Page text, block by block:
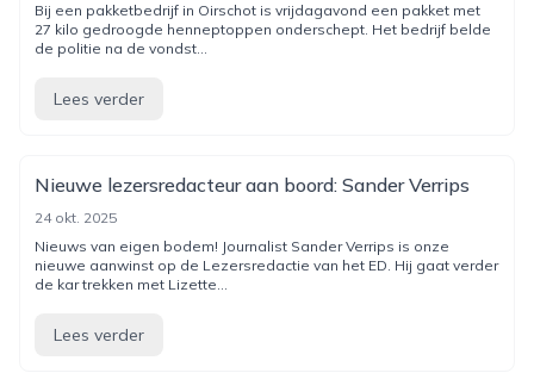
Bij een pakketbedrijf in Oirschot is vrijdagavond een pakket met
27 kilo gedroogde henneptoppen onderschept. Het bedrijf belde
de politie na de vondst...
Lees verder
Nieuwe lezersredacteur aan boord: Sander Verrips
24 okt. 2025
Nieuws van eigen bodem! Journalist Sander Verrips is onze
nieuwe aanwinst op de Lezersredactie van het ED. Hij gaat verder
de kar trekken met Lizette...
Lees verder